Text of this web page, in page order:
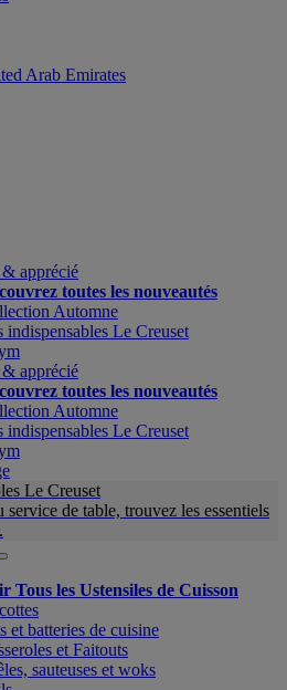
Arab Emirates
apprécié
toutes les nouveautés
Automne
indispensables Le Creuset
apprécié
toutes les nouveautés
Automne
indispensables Le Creuset
Le Creuset
service de table, trouvez les essentiels
Tous les Ustensiles de Cuisson
et batteries de cuisine
et Faitouts
sauteuses et woks